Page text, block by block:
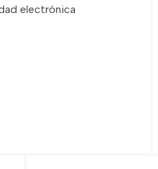
electrónica